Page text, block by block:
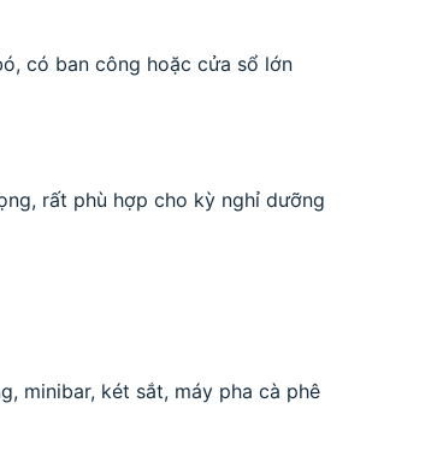
có ban công hoặc cửa sổ lớn
rất phù hợp cho kỳ nghỉ dưỡng
minibar, két sắt, máy pha cà phê